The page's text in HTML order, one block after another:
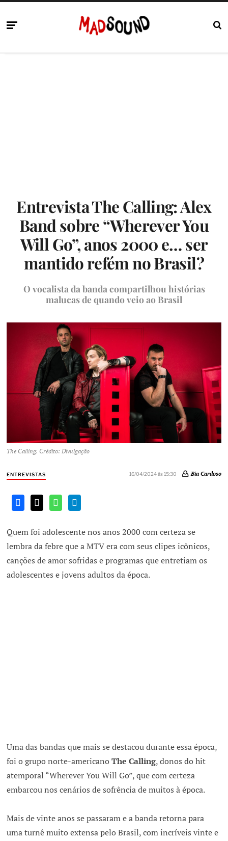
Entrevista The Calling: Alex
Band sobre “Wherever You
Will Go”, anos 2000 e… ser
mantido refém no Brasil?
O vocalista da banda compartilhou histórias
malucas de quando veio ao Brasil
The Calling. Crédito: Divulgação
ENTREVISTAS 16/04/2024 às 15:30 Bia Cardoso
Quem foi adolescente nos anos 2000 com certeza se
lembra da febre que a MTV era com seus clipes icônicos,
canções de amor sofridas e programas que entretiam os
adolescentes e jovens adultos da época.
Uma das bandas que mais se destacou durante essa época,
foi o grupo norte-americanoThe Calling, donos do hit
atemporal “Wherever You Will Go”, que com certeza
embarcou nos cenários de sofrência de muitos à época.
Mais de vinte anos se passaram e a banda retorna para
uma turnê muito extensa pelo Brasil, com incríveis vinte e